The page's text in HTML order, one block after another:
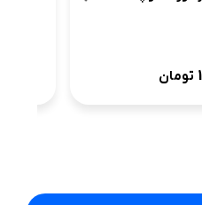
تومان